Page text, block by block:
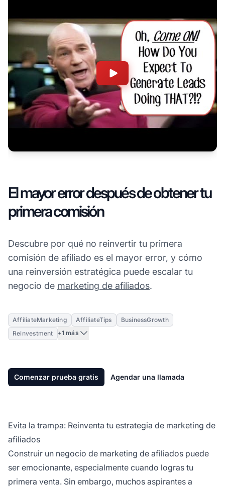
El mayor error después de obtener tu
primera comisión
Descubre por qué no reinvertir tu primera
comisión de afiliado es el mayor error, y cómo
una reinversión estratégica puede escalar tu
negocio de marketing de afiliados.
AffiliateMarketing AffiliateTips
BusinessGrowth
Reinvestment
+1 más
Comenzar prueba gratis Agendar una llamada
Evita la trampa: Reinventa tu estrategia de marketing de
afiliados
Construir un negocio de marketing de afiliados puede
ser emocionante, especialmente cuando logras tu
primera venta. Sin embargo, muchos aspirantes a